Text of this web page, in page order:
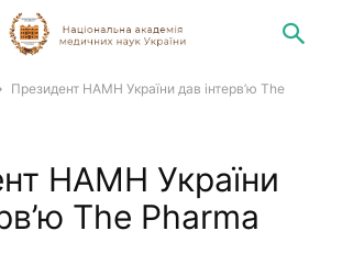
Президент НАМН України дав інтерв’ю The
НАМН України
The Pharma